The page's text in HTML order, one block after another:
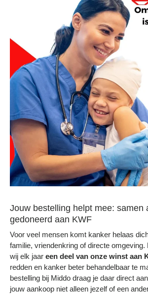
Jouw bestelling helpt mee: samen
gedoneerd aan KWF
Voor veel mensen komt kanker helaas
familie, vriendenkring of directe omgeving.
wij elk jaar een deel van onze winst aan
redden en kanker beter behandelbaar te
bestelling bij Middo draag je daar direct
jouw aankoop niet alleen jezelf of een